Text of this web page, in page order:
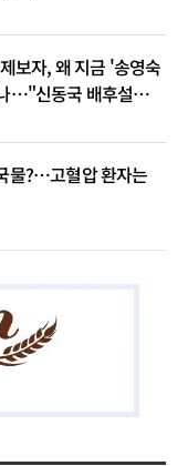
보자, 왜 지금 '송영숙
…"신동국 배후설은
물?…고혈압 환자는